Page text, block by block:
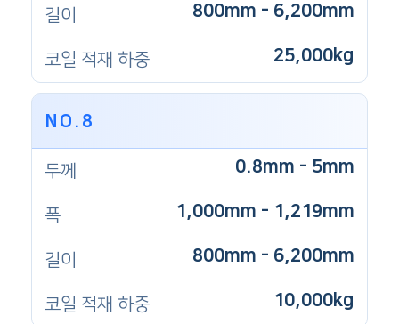
길이 800mm - 6,200mm
코일 적재 하중 25,000kg
NO.8
두께 0.8mm - 5mm
폭 1,000mm - 1,219mm
길이 800mm - 6,200mm
코일 적재 하중 10,000kg